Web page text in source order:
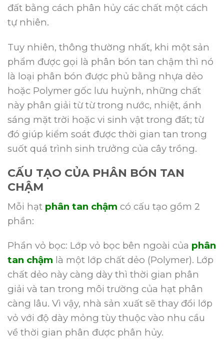
đất bằng cách phân hủy các chất một cách
tự nhiên.
Tuy nhiên, thông thường nhất, khi một sản
phẩm được gọi là phân bón tan chậm thì nó
là loại phân bón được phủ bằng nhựa dẻo
hoặc Polymer gốc lưu huỳnh, những chất
này phân giải từ từ trong nước, nhiệt, ánh
sáng mặt trời hoặc vi sinh vật trong đất; từ
đó giúp kiểm soát được thời gian tan trong
suốt quá trình sinh trưởng của cây trồng.
CẤU TẠO CỦA PHÂN BÓN TAN
CHẬM
Mỗi hạt phân tan chậm có cấu tạo gồm 2
phần:
Phần vỏ bọc: Lớp vỏ bọc bên ngoài của phân
tan chậm là một lớp chất dẻo (Polymer). Lớp
chất dẻo này càng dày thì thời gian phân
giải và tan trong môi trường của hạt phân
càng lâu. Vì vậy, nhà sản xuất sẽ thay đổi lớp
vỏ với độ dày mỏng tùy thuộc vào nhu cầu
về thời gian phân được phân hủy.